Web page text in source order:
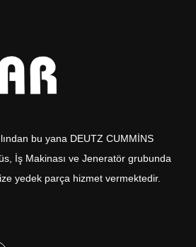
bu yana DEUTZ CUMMİNS
İş Makinası ve Jeneratör grubunda
yedek parça hizmet vermektedir.